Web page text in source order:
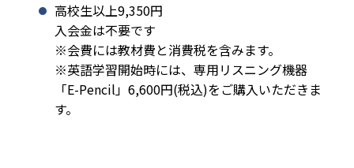
高校生以上9,350円
入会金は不要です
※会費には教材費と消費税を含みます。
※英語学習開始時には、専用リスニング機器
「E-Pencil」6,600円(税込)をご購入いただきま
す。